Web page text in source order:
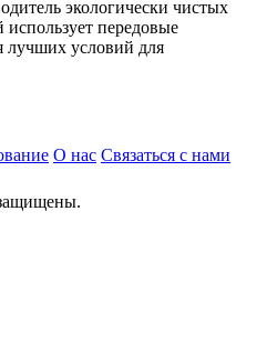
экологически чистых
передовые
лучших условий для
О нас Связаться с нами